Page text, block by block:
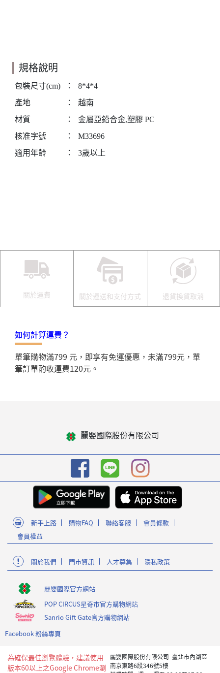
規格說明
包裝尺寸(cm) ：
8*4*4
產地
：
越南
材質
：
金屬亞鉛合金,塑膠 PC
核准字號
：
M33696
適用年齡
： 3歲以上
關於運費 關於運送和支付方式 退貨換貨取消
如何計算運費？
單筆購物滿799 元，即享有免運優惠，未滿799元，單
筆訂單酌收運費120元。
麗嬰國際股份有限公司
新手上路 購物FAQ 聯絡客服
會員條款
會員權益
關於我們 門市資訊 人才募集 隱私政策
麗嬰國際官方網站
POP CIRCUS星奇市官方購物網站
Sanrio Gift Gate官方購物網站
Facebook 粉絲專頁
為確保最佳瀏覽體驗，建議使用
版本60以上之Google Chrome瀏
麗嬰國際股份有限公司 臺北市內湖區
南京東路6段346號5樓